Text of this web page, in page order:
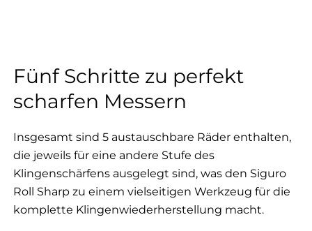
Fünf Schritte zu perfekt
scharfen Messern
Insgesamt sind 5 austauschbare Räder enthalten,
die jeweils für eine andere Stufe des
Klingenschärfens ausgelegt sind, was den Siguro
Roll Sharp zu einem vielseitigen Werkzeug für die
komplette Klingenwiederherstellung macht.